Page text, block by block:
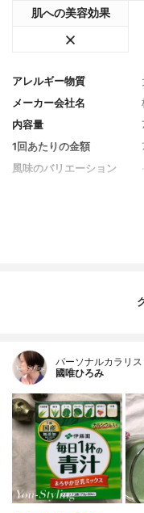
肌への美容効果
アレルギー物質
メーカー会社名
内容量
1回あたりの金額
風味のバリエーション
パーソナルカラリ
國唯ひろみ